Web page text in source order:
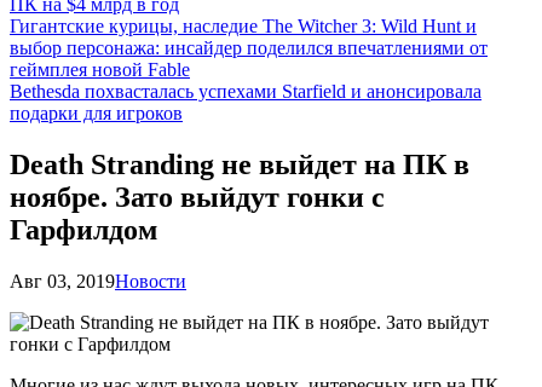
ПК на $4 млрд в год
Гигантские курицы, наследие The Witcher 3: Wild Hunt и
выбор персонажа: инсайдер поделился впечатлениями от
геймплея новой Fable
Bethesda похвасталась успехами Starfield и анонсировала
подарки для игроков
Death Stranding не выйдет на ПК в
ноябре. Зато выйдут гонки с
Гарфилдом
Авг 03, 2019Новости